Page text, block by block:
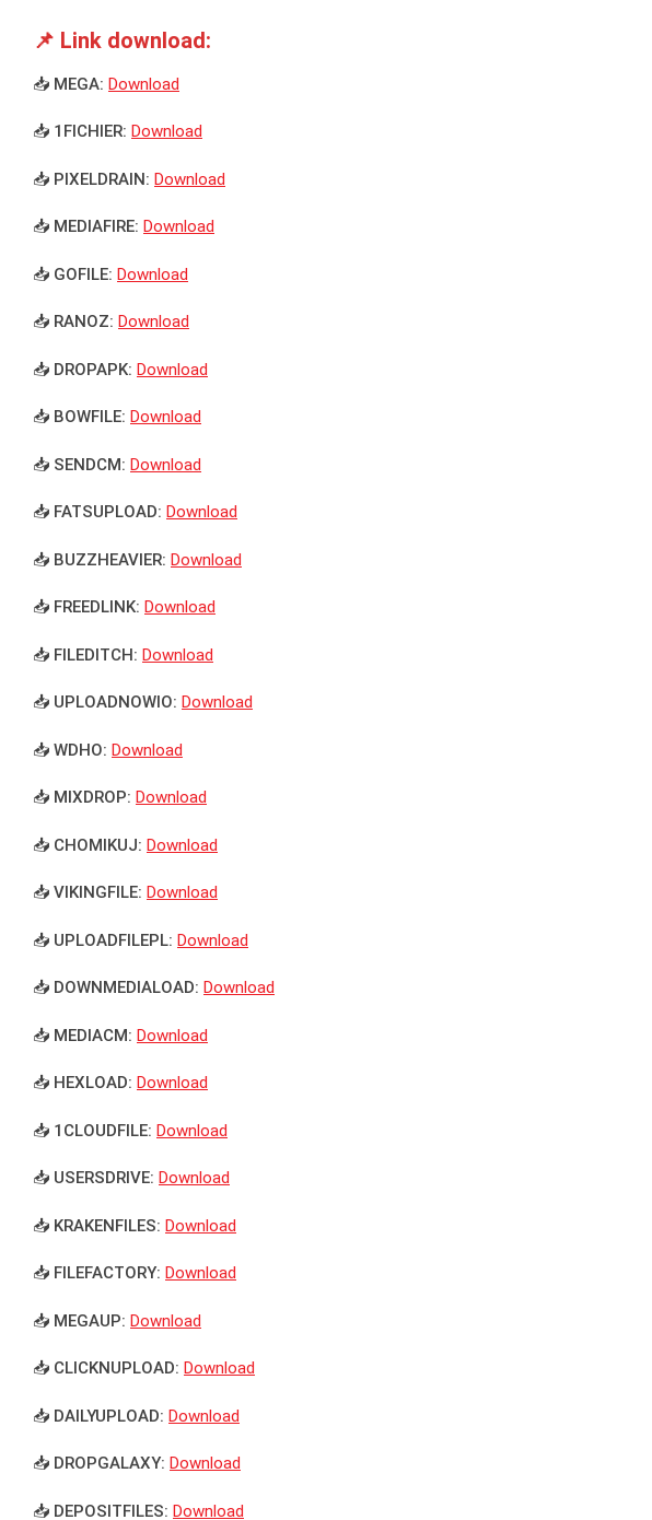
📌 Link download:
📥 MEGA: Download
📥 1FICHIER: Download
📥 PIXELDRAIN: Download
📥 MEDIAFIRE: Download
📥 GOFILE: Download
📥 RANOZ: Download
📥 DROPAPK: Download
📥 BOWFILE: Download
📥 SENDCM: Download
📥 FATSUPLOAD: Download
📥 BUZZHEAVIER: Download
📥 FREEDLINK: Download
📥 FILEDITCH: Download
📥 UPLOADNOWIO: Download
📥 WDHO: Download
📥 MIXDROP: Download
📥 CHOMIKUJ: Download
📥 VIKINGFILE: Download
📥 UPLOADFILEPL: Download
📥 DOWNMEDIALOAD: Download
📥 MEDIACM: Download
📥 HEXLOAD: Download
📥 1CLOUDFILE: Download
📥 USERSDRIVE: Download
📥 KRAKENFILES: Download
📥 FILEFACTORY: Download
📥 MEGAUP: Download
📥 CLICKNUPLOAD: Download
📥 DAILYUPLOAD: Download
📥 DROPGALAXY: Download
📥 DEPOSITFILES: Download